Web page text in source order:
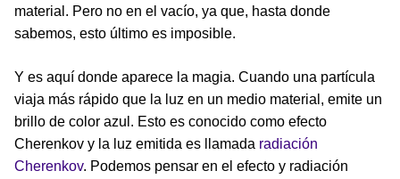
material. Pero no en el vacío, ya que, hasta donde
sabemos, esto último es imposible.
Y es aquí donde aparece la magia. Cuando una partícula
viaja más rápido que la luz en un medio material, emite un
brillo de color azul. Esto es conocido como efecto
Cherenkov y la luz emitida es llamada radiación
Cherenkov. Podemos pensar en el efecto y radiación